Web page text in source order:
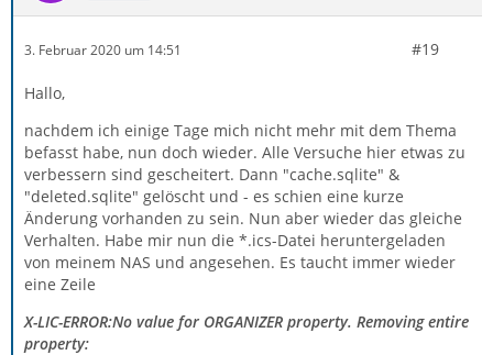
3. Februar 2020 um 14:51 #19
Hallo,
nachdem ich einige Tage mich nicht mehr mit dem Thema
befasst habe, nun doch wieder. Alle Versuche hier etwas zu
verbessern sind gescheitert. Dann "cache.sqlite" &
"deleted.sqlite" gelöscht und - es schien eine kurze
Änderung vorhanden zu sein. Nun aber wieder das gleiche
Verhalten. Habe mir nun die *.ics-Datei heruntergeladen
von meinem NAS und angesehen. Es taucht immer wieder
eine Zeile
X-LIC-ERROR:No value for ORGANIZER property. Removing entire
property: